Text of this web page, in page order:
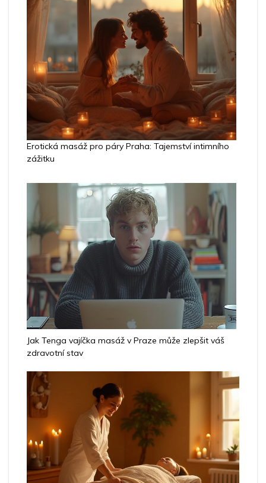
Erotická masáž pro páry Praha: Tajemství intimního
zážitku
Jak Tenga vajíčka masáž v Praze může zlepšit váš
zdravotní stav